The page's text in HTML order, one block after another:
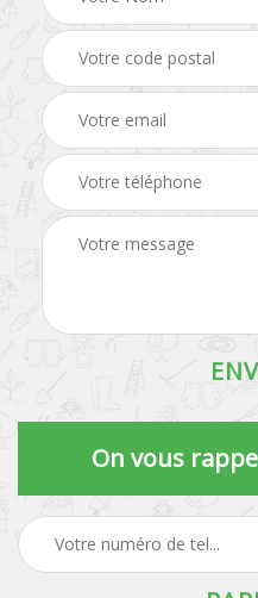
On vous